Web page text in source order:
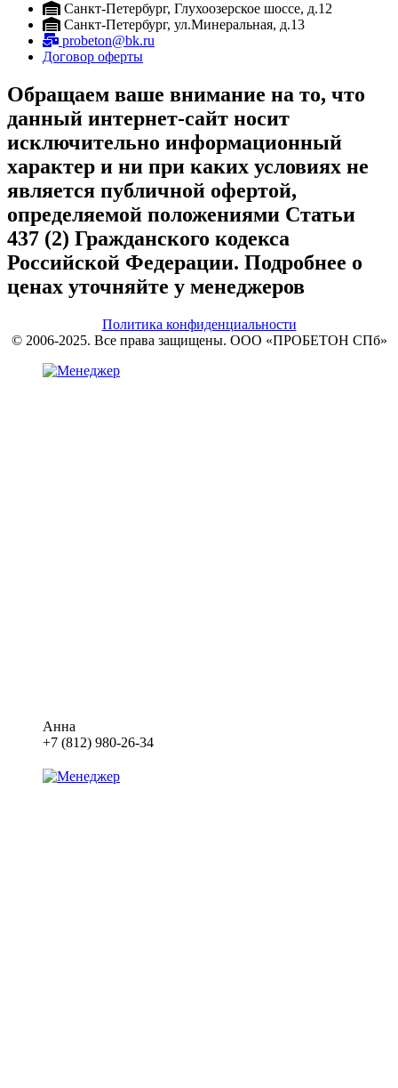
Санкт-Петербург, Глухоозерское шоссе, д.12
Санкт-Петербург, ул.Минеральная, д.13
probeton@bk.ru
Договор оферты
Обращаем ваше внимание на то, что
данный интернет-сайт носит
исключительно информационный
характер и ни при каких условиях не
является публичной офертой,
определяемой положениями Статьи
437 (2) Гражданского кодекса
Российской Федерации. Подробнее о
ценах уточняйте у менеджеров
Политика конфиденциальности
© 2006-2025. Все права защищены. ООО «ПРОБЕТОН СПб»
Анна
+7 (812) 980-26-34